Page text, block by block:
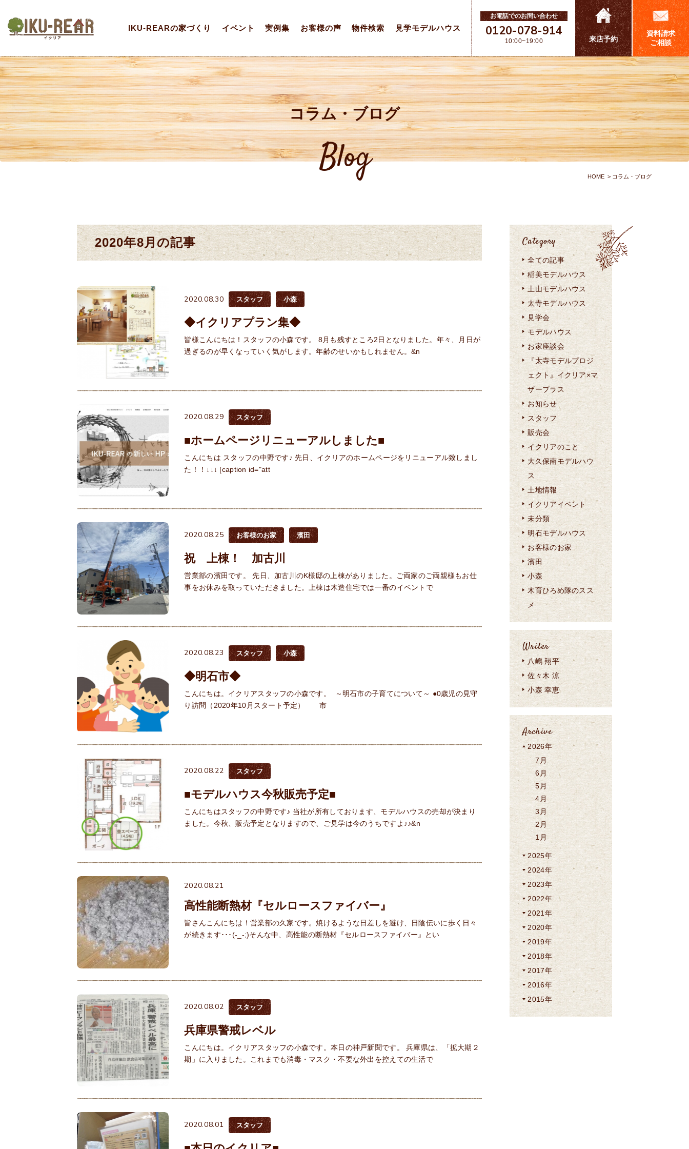
IKU-REARの家づくり イベント 実例集 お客様の声 物件検索 見学モデルハウス
お電話でのお問い合わせ
0120-078-914
10:00~19:00 来店予約
資料請求
ご相談
コラム・ブログ
Blog HOME コラム・ブログ
2020年8月の記事
2020.08.30 スタッフ 小森
◆イクリアプラン集◆
皆様こんにちは！スタッフの小森です。 8月も残すところ2日となりました。年々、月日が
過ぎるのが早くなっていく気がします。年齢のせいかもしれません。&n
2020.08.29 スタッフ
■ホームページリニューアルしました■
こんにちは スタッフの中野です♪ 先日、イクリアのホームページをリニューアル致しまし
た！！↓↓↓ [caption id="att
2020.08.25 お客様のお家 濱田
祝 上棟！ 加古川
営業部の濱田です。 先日、加古川のK様邸の上棟がありました。ご両家のご両親様もお仕
事をお休みを取っていただきました。上棟は木造住宅では一番のイベントで
2020.08.23 スタッフ 小森
◆明石市◆
こんにちは。イクリアスタッフの小森です。 ～明石市の子育てについて～ ●0歳児の見守
り訪問（2020年10月スタート予定） 市
2020.08.22 スタッフ
■モデルハウス今秋販売予定■
こんにちはスタッフの中野です♪ 当社が所有しております、モデルハウスの売却が決まり
ました。今秋、販売予定となりますので、ご見学は今のうちですよ♪♪&n
2020.08.21
高性能断熱材『セルロースファイバー』
皆さんこんにちは！営業部の久家です。焼けるような日差しを避け、日陰伝いに歩く日々
が続きます･･･(-_-;)そんな中、高性能の断熱材『セルロースファイバー』とい
2020.08.02 スタッフ
兵庫県警戒レベル
こんにちは。イクリアスタッフの小森です。本日の神戸新聞です。 兵庫県は、「拡大期２
期」に入りました。これまでも消毒・マスク・不要な外出を控えての生活で
2020.08.01 スタッフ
Category
全ての記事
稲美モデルハウス
土山モデルハウス
太寺モデルハウス
見学会
モデルハウス
お家座談会
『太寺モデルプロジ
ェクト』イクリア×マ
ザープラス
お知らせ
スタッフ
販売会
イクリアのこと
大久保南モデルハウ
ス
土地情報
イクリアイベント
未分類
明石モデルハウス
お客様のお家
濱田
小森
木育ひろめ隊のスス
メ
Writer
八嶋 翔平
佐々木 涼
小森 幸恵
Archive
2026年
7月
6月
5月
4月
3月
2月
1月
2025年
2024年
2023年
2022年
2021年
2020年
2019年
2018年
2017年
2016年
2015年